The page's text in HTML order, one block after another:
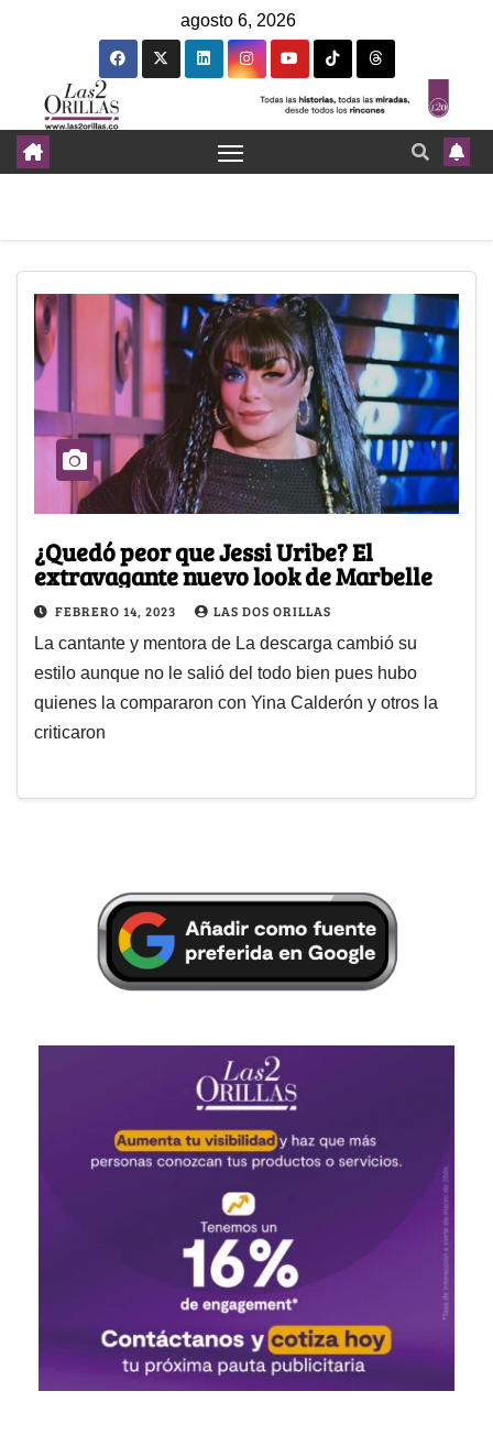
agosto 6, 2026
¿Quedó peor que Jessi Uribe? El
extravagante nuevo look de Marbelle
FEBRERO 14, 2023 LAS DOS ORILLAS
La cantante y mentora de La descarga cambió su
estilo aunque no le salió del todo bien pues hubo
quienes la compararon con Yina Calderón y otros la
criticaron